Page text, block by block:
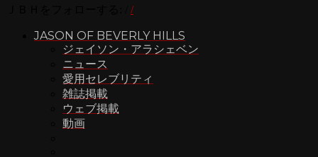
/
JASON OF BEVERLY HILLS
ジェイソン・アラシェベン
ニュース
愛用セレブリティ
雑誌掲載
ウェブ掲載
動画